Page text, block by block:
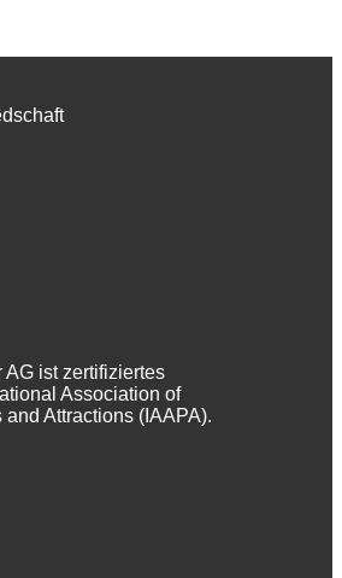
ist zertifiziertes
Association of
Attractions (IAAPA).